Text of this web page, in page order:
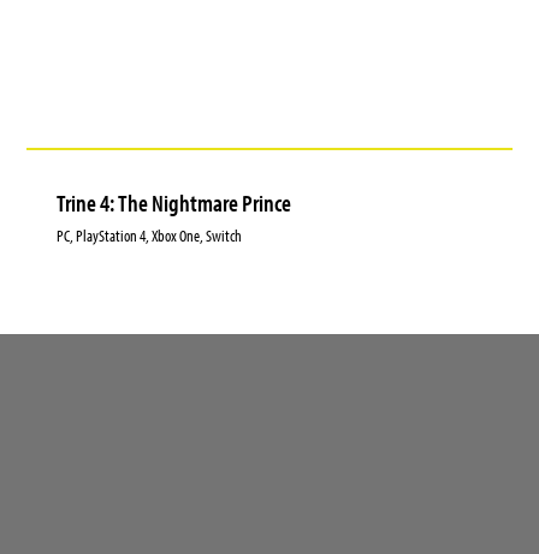
Trine 4: The Nightmare Prince
PC, PlayStation 4, Xbox One, Switch